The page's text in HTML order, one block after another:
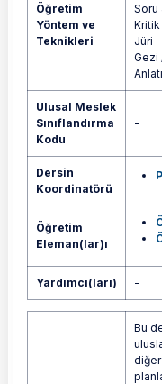
Öğretim
Yöntem ve
Teknikleri
Soru
Jüri
Gezi
Ulusal Meslek
Sınıflandırma
Kodu
-
Dersin
Koordinatörü
Öğretim
Eleman(lar)ı
Yardımcı(ları) -
Bu
diğer